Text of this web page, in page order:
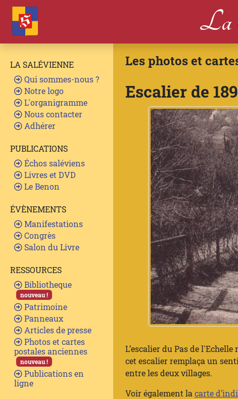
La
LA SALÉVIENNE
Qui sommes-nous ?
Notre logo
L'organigramme
Nous contacter
Adhérer
PUBLICATIONS
Échos saléviens
Livres et DVD
Le Benon
ÉVÈNEMENTS
Manifestations
Congrès
Salon du Livre
RESSOURCES
Bibliotheque
nouveau !
Patrimoine
Panneaux
Articles de presse
Photos et cartes
postales anciennes
nouveau !
Publications en
ligne
Les photos et
Escalier de
L’escalier du Pas de
cet escalier remplaça un
entre les deux villages.
Voir également la carte